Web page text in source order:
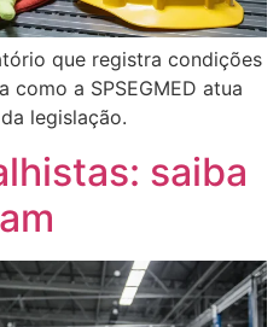
que registra condições
como a SPSEGMED atua
legislação.
saiba